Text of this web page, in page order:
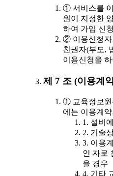
① 서비스를
원이 지정한
하여 가입 신
② 이용신청자
친권자(부모,
이용신청을
제 7 조 (이용계
① 교육정보원
에는 이용계
1. 설비
2. 기술
3. 이용
인 자로
을 경우
4. 기타